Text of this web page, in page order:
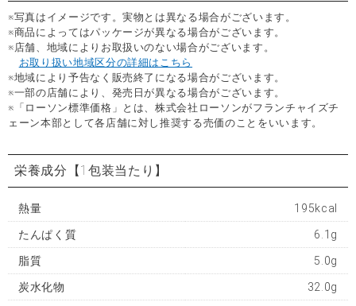
※写真はイメージです。実物とは異なる場合がございます。
※商品によってはパッケージが異なる場合がございます。
※店舗、地域によりお取扱いのない場合がございます。
お取り扱い地域区分の詳細はこちら
※地域により予告なく販売終了になる場合がございます。
※一部の店舗により、発売日が異なる場合がございます。
※「ローソン標準価格」とは、株式会社ローソンがフランチャイズチ
ェーン本部として各店舗に対し推奨する売価のことをいいます。
栄養成分 【1包装当たり】
熱量 195kcal
たんぱく質 6.1g
脂質 5.0g
炭水化物 32.0g